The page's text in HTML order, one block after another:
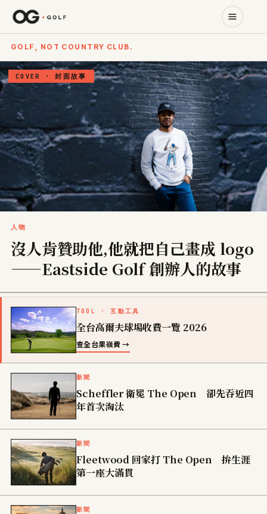
GOLF, NOT COUNTRY CLUB.
COVER · 封面故事
人物
沒人肯贊助他,他就把自己畫成 logo
——Eastside Golf 創辦人的故事
TOOL · 互動工具
全台高爾夫球場收費一覽 2026
查全台果嶺費 →
新聞
Scheffler 衛冕 The Open 卻先吞近四
年首次淘汰
新聞
Fleetwood 回家打 The Open 拚生涯
第一座大滿貫
新聞